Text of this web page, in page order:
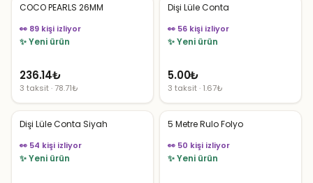
COCO PEARLS 26MM
👀 89 kişi izliyor
✨ Yeni ürün
236.14₺
3 taksit · 78.71₺
Dişi Lüle Conta
👀 56 kişi izliyor
✨ Yeni ürün
5.00₺
3 taksit · 1.67₺
Dişi Lüle Conta Siyah
👀 54 kişi izliyor
✨ Yeni ürün
5 Metre Rulo Folyo
👀 50 kişi izliyor
✨ Yeni ürün